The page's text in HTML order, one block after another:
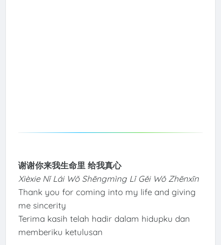
谢谢你来我生命里 给我真心
Xièxie Nǐ Lái Wǒ Shēngmìng Lǐ Gěi Wǒ Zhēnxīn
Thank you for coming into my life and giving
me sincerity
Terima kasih telah hadir dalam hidupku dan
memberiku ketulusan